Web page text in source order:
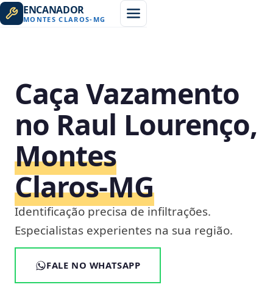
ENCANADOR
MONTES CLAROS- MG
Caça Vazamento
no Raul Lourenço,
Montes
Claros‑MG
Identificação precisa de infiltrações.
Especialistas experientes na sua região.
FALE NO WHATSAPP